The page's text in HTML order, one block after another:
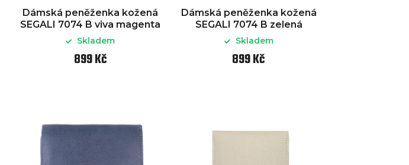
Dámská peněženka kožená
SEGALI 7074 B viva magenta
Skladem
899 Kč
Dámská peněženka kožená
SEGALI 7074 B zelená
Skladem
899 Kč